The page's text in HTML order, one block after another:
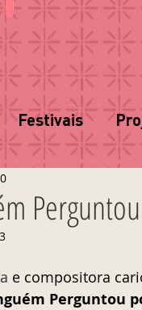
Festivais
e compositora
Perguntou